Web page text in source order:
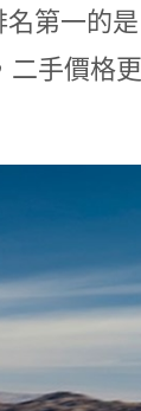
第一的
二手價格